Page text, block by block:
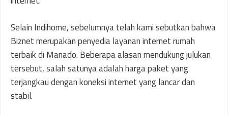
Selain Indihome, sebelumnya telah kami sebutkan bahwa
Biznet merupakan penyedia layanan internet rumah
terbaik di Manado. Beberapa alasan mendukung julukan
tersebut, salah satunya adalah harga paket yang
terjangkau dengan koneksi internet yang lancar dan
stabil.